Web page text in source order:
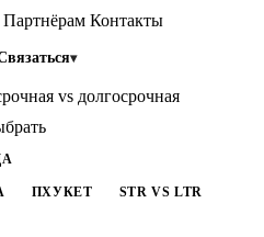
Партнёрам Контакты
vs долгосрочная
ПХУКЕТ STR VS LTR